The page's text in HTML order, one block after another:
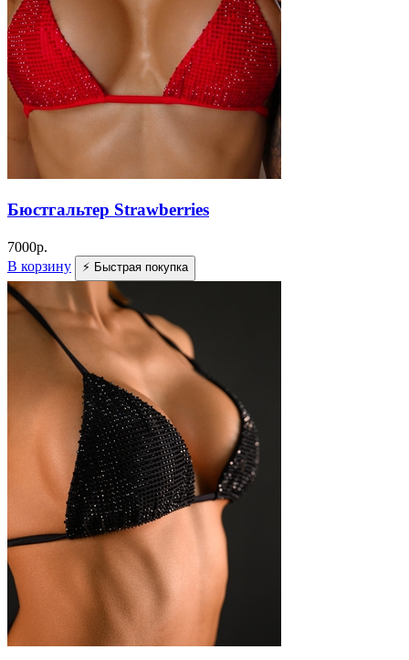
Бюстгальтер Strawberries
7000р.
В корзину
⚡ Быстрая покупка